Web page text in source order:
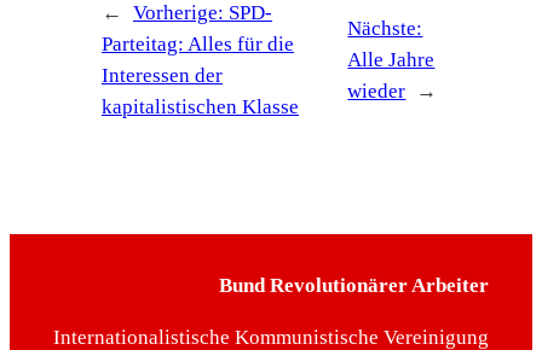
← Vorherige: SPD-
Parteitag: Alles für die
Interessen der
kapitalistischen Klasse
Nächste:
Alle Jahre
wieder
→
Bund Revolutionärer Arbeiter
Internationalistische Kommunistische Vereinigung